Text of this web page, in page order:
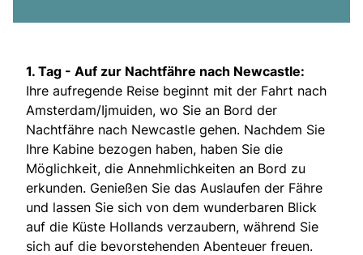
1. Tag - Auf zur Nachtfähre nach Newcastle:
Ihre aufregende Reise beginnt mit der Fahrt nach
Amsterdam/Ijmuiden, wo Sie an Bord der
Nachtfähre nach Newcastle gehen. Nachdem Sie
Ihre Kabine bezogen haben, haben Sie die
Möglichkeit, die Annehmlichkeiten an Bord zu
erkunden. Genießen Sie das Auslaufen der Fähre
und lassen Sie sich von dem wunderbaren Blick
auf die Küste Hollands verzaubern, während Sie
sich auf die bevorstehenden Abenteuer freuen.